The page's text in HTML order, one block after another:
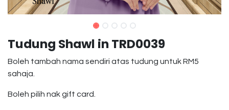
Tudung Shawl in TRD0039
Boleh tambah nama sendiri atas tudung untuk RM5
sahaja.
Boleh pilih nak gift card.